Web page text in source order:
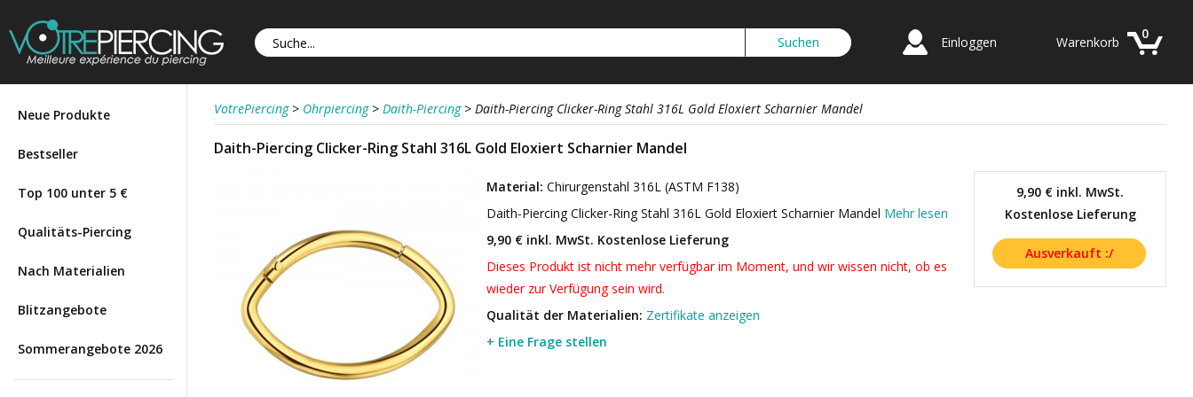
Einloggen
0
Warenkorb
Neue Produkte
Bestseller
Top 100 unter 5 €
Qualitäts-Piercing
Nach Materialien
Blitzangebote
Sommerangebote 2026
VotrePiercing > Ohrpiercing > Daith-Piercing > Daith-Piercing Clicker-Ring Stahl 316L Gold Eloxiert Scharnier Mandel
Daith-Piercing Clicker-Ring Stahl 316L Gold Eloxiert Scharnier Mandel
9,90 € inkl. MwSt.
Kostenlose Lieferung
Material: Chirurgenstahl 316L (ASTM F138)
Daith-Piercing Clicker-Ring Stahl 316L Gold Eloxiert Scharnier Mandel Mehr lesen
9,90 € inkl. MwSt. Kostenlose Lieferung
Dieses Produkt ist nicht mehr verfügbar im Moment, und wir wissen nicht, ob es
wieder zur Verfügung sein wird.
Qualität der Materialien: Zertifikate anzeigen
+ Eine Frage stellen